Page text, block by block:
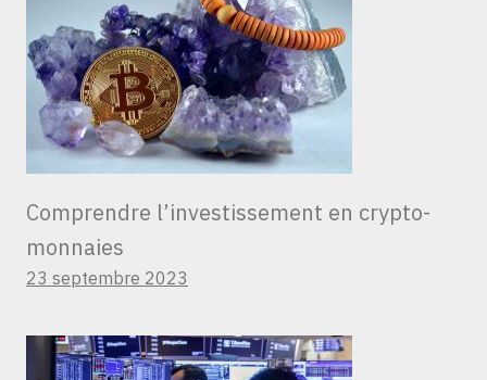
Comprendre l’investissement en crypto-
monnaies
23 septembre 2023